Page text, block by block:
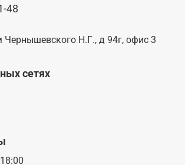
48
Чернышевского Н.Г., д 94г, офис 3
сетях